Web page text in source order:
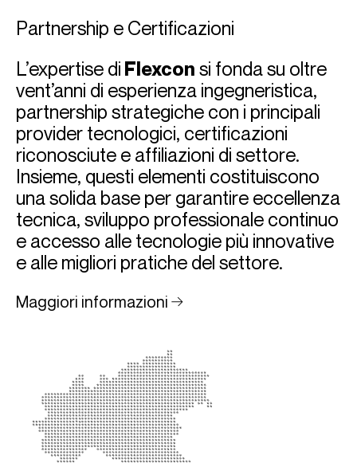
Partnership e Certificazioni
L’expertise di Flexcon si fonda su oltre
vent’anni di esperienza ingegneristica,
partnership strategiche con i principali
provider tecnologici, certificazioni
riconosciute e affiliazioni di settore.
Insieme, questi elementi costituiscono
una solida base per garantire eccellenza
tecnica, sviluppo professionale continuo
e accesso alle tecnologie più innovative
e alle migliori pratiche del settore.
Maggiori informazioni